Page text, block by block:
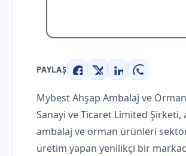
PAYLAŞ
Facebook
X LinkedInWhatsApp
Mybest Ahşap Ambalaj ve
Sanayi ve Ticaret Limited Şirketi,
ambalaj ve orman ürünleri
üretim yapan yenilikçi bir